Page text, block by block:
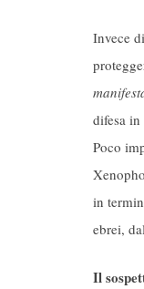
Invece
difesa
Poco
in
ebrei,
Il